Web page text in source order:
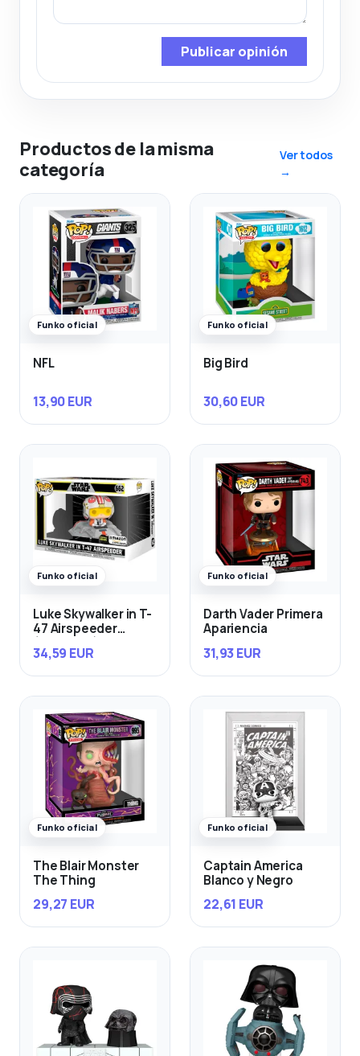
Publicar opinión
Productos de la misma
categoría
Ver todos
→
Funko oficial
NFL
13,90 EUR
Funko oficial
Big Bird
30,60 EUR
Funko oficial
Luke Skywalker in T-
47 Airspeeder
34,59 EUR
Funko oficial
Darth Vader Primera
Apariencia
31,93 EUR
Funko oficial
The Blair Monster
The Thing
29,27 EUR
Funko oficial
Captain America
Blanco y Negro
22,61 EUR